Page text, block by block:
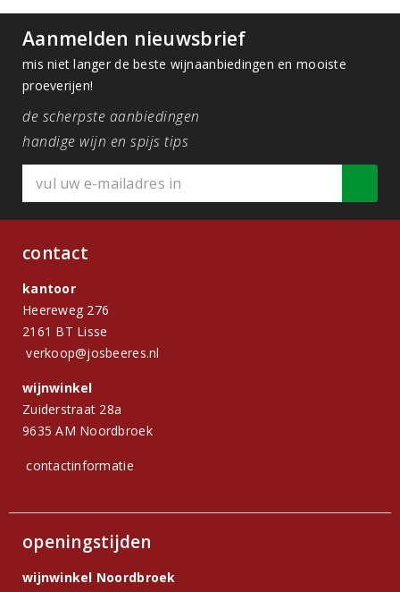
Aanmelden nieuwsbrief
mis niet langer de beste wijnaanbiedingen en mooiste
proeverijen!
de scherpste aanbiedingen
handige wijn en spijs tips
contact
kantoor
Heereweg 276
2161 BT Lisse
verkoop@josbeeres.nl
wijnwinkel
Zuiderstraat 28a
9635 AM Noordbroek
contactinformatie
openingstijden
wijnwinkel Noordbroek